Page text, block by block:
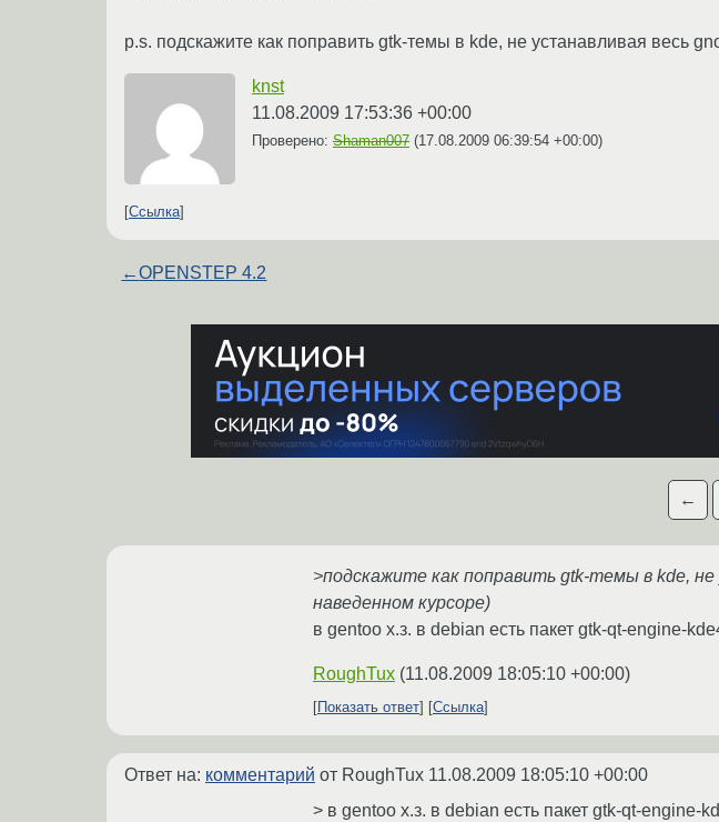
p.s. подскажите как поправить gtk-темы в kde, не устанавливая весь
knst
11.08.2009 17:53:36 +00:00
Проверено: Shaman007 (17.08.2009 06:39:54 +00:00)
Ссылка
←OPENSTEP 4.2
←
>подскажите как поправить gtk-темы в kde, не
наведенном курсоре)
в gentoo х.з. в debian есть пакет gtk-qt-engine-
RoughTux (11.08.2009 18:05:10 +00:00)
Показать ответ Ссылка
Ответ на: комментарий от RoughTux 11.08.2009 18:05:10 +00:00
> в gentoo х.з. в debian есть пакет gtk-qt-engine-